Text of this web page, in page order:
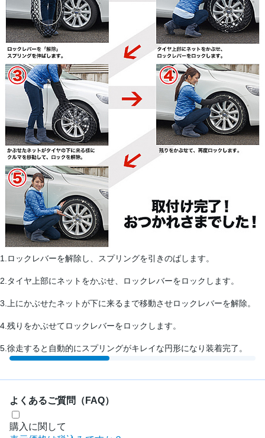
1.ロックレバーを解除し、スプリングを引きのばします。
2.タイヤ上部にネットをかぶせ、ロックレバーをロックします。
3.上にかぶせたネットが下に来るまで移動させロックレバーを解除。
4.残りをかぶせてロックレバーをロックします。
5.徐走すると自動的にスプリングがキレイな円形になり装着完了。
よくあるご質問（FAQ）
購入に関して